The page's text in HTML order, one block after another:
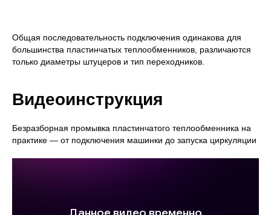
Общая последовательность подключения одинакова для
большинства пластинчатых теплообменников, различаются
только диаметры штуцеров и тип переходников.
Видеоинструкция
Безразборная промывка пластинчатого теплообменника на
практике — от подключения машинки до запуска циркуляции